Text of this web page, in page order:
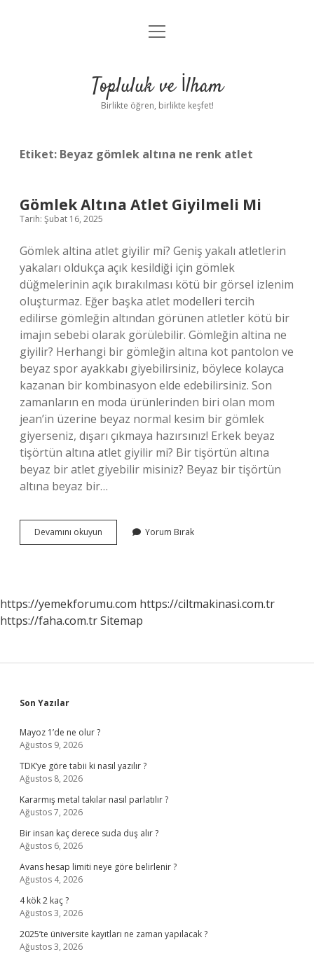
Anasayfa
Yasal Uyarı
menüyü
Topluluk ve İlham
Birlikte öğren, birlikte keşfet!
Etiket: Beyaz gömlek altına ne renk atlet
Gömlek Altına Atlet Giyilmeli Mi
Tarih: Şubat 16, 2025
Gömlek altina atlet giyilir mi? Geniş yakalı atletlerin
yakaları oldukça açık kesildiği için gömlek
düğmelerinin açık bırakılması kötü bir görsel izlenim
oluşturmaz. Eğer başka atlet modelleri tercih
edilirse gömleğin altından görünen atletler kötü bir
imajın sebebi olarak görülebilir. Gömleğin altina ne
giyilir? Herhangi bir gömleğin altına kot pantolon ve
beyaz spor ayakkabı giyebilirsiniz, böylece kolayca
kazanan bir kombinasyon elde edebilirsiniz. Son
zamanların en moda ürünlerinden biri olan mom
jean’in üzerine beyaz normal kesim bir gömlek
giyerseniz, dışarı çıkmaya hazırsınız! Erkek beyaz
tişörtün altına atlet giyilir mi? Bir tişörtün altına
beyaz bir atlet giyebilir misiniz? Beyaz bir tişörtün
altına beyaz bir…
Devamını okuyun
Altına
Yorum Bırak
https://yemekforumu.com https://ciltmakinasi.com.tr
https://faha.com.trSitemap
Sidebar
Son Yazılar
Mayoz 1’de ne olur ?
Ağustos 9, 2026
TDK’ye göre tabii ki nasıl yazılır ?
Ağustos 8, 2026
Kararmış metal takılar nasıl parlatılır ?
Ağustos 7, 2026
Bir insan kaç derece suda duş alır ?
Ağustos 6, 2026
Avans hesap limiti neye göre belirlenir ?
Ağustos 4, 2026
4 kök 2 kaç ?
Ağustos 3, 2026
2025’te üniversite kayıtları ne zaman yapılacak ?
Ağustos 3, 2026